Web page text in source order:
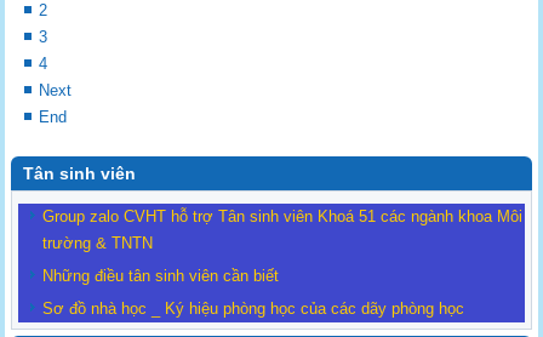
2
3
4
Next
End
Tân sinh viên
Group zalo CVHT hỗ trợ Tân sinh viên Khoá 51 các ngành khoa Môi
trường & TNTN
Những điều tân sinh viên cần biết
Sơ đồ nhà học _ Ký hiệu phòng học của các dãy phòng học